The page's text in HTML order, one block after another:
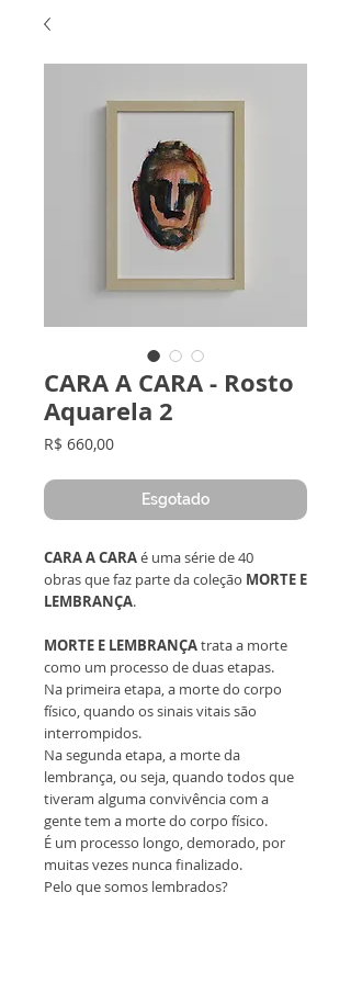
CARA A CARA - Rosto
Aquarela 2
R$ 660,00Preço
Esgotado
CARA A CARAé uma série de 40
obras que faz parte da coleção MORTE E
LEMBRANÇA.
MORTE E LEMBRANÇAtrata a morte
como um processo de duas etapas.
Na primeira etapa, a morte do corpo
físico, quando os sinais vitais são
interrompidos.
Na segunda etapa, a morte da
lembrança, ou seja, quando todos que
tiveram alguma convivência com a
gente tem a morte do corpo físico.
É um processo longo, demorado, por
muitas vezes nunca finalizado.
Pelo que somos lembrados?